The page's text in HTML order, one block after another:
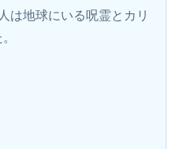
は地球にいる呪霊とカリ